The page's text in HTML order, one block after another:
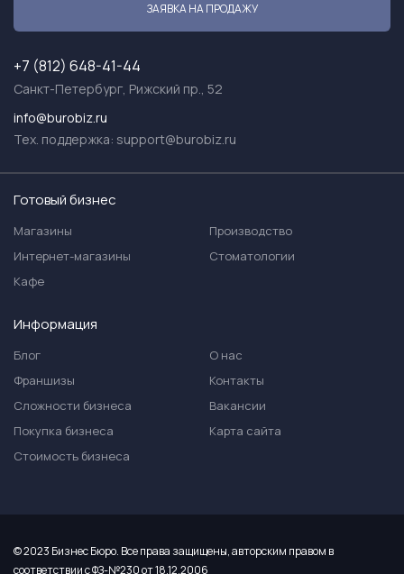
ЗАЯВКА НА ПРОДАЖУ
+7 (812) 648-41-44
Санкт-Петербург, Рижский пр., 52
info@burobiz.ru
Тех. поддержка: support@burobiz.ru
Готовый бизнес
Магазины
Интернет-магазины
Кафе
Производство
Стоматологии
Информация
Блог
Франшизы
Сложности бизнеса
Покупка бизнеса
Стоимость бизнеса
О нас
Контакты
Вакансии
Карта сайта
© 2023 Бизнес Бюро. Все права защищены, авторским правом в
соответствии с ФЗ-№230 от 18.12.2006